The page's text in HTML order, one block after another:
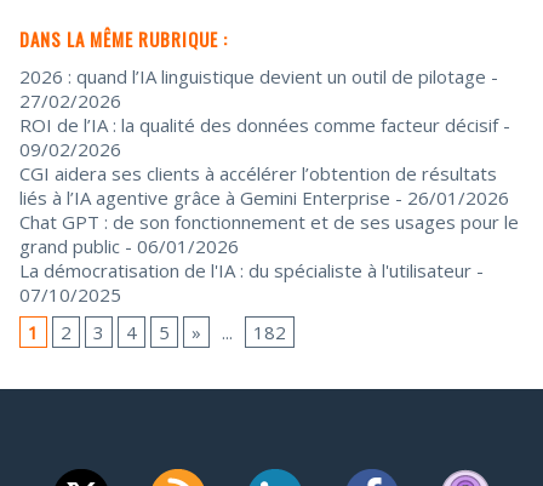
DANS LA MÊME RUBRIQUE :
2026 : quand l’IA linguistique devient un outil de pilotage -
27/02/2026
ROI de l’IA : la qualité des données comme facteur décisif -
09/02/2026
CGI aidera ses clients à accélérer l’obtention de résultats
liés à l’IA agentive grâce à Gemini Enterprise - 26/01/2026
Chat GPT : de son fonctionnement et de ses usages pour le
grand public - 06/01/2026
La démocratisation de l'IA : du spécialiste à l'utilisateur -
07/10/2025
1
2 3 4 5 » ... 182